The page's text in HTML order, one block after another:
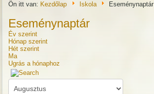
Ön itt van: Kezdőlap Iskola Eseménynaptár
Eseménynaptár
Év szerint
Hónap szerint
Hét szerint
Ma
Ugrás a hónaphoz